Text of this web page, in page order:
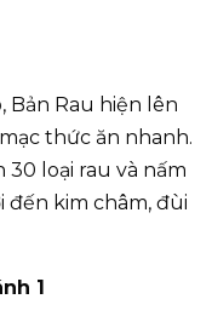
Bản Rau hiện lên
thức ăn nhanh.
loại rau và nấm
đến kim châm, đùi
1